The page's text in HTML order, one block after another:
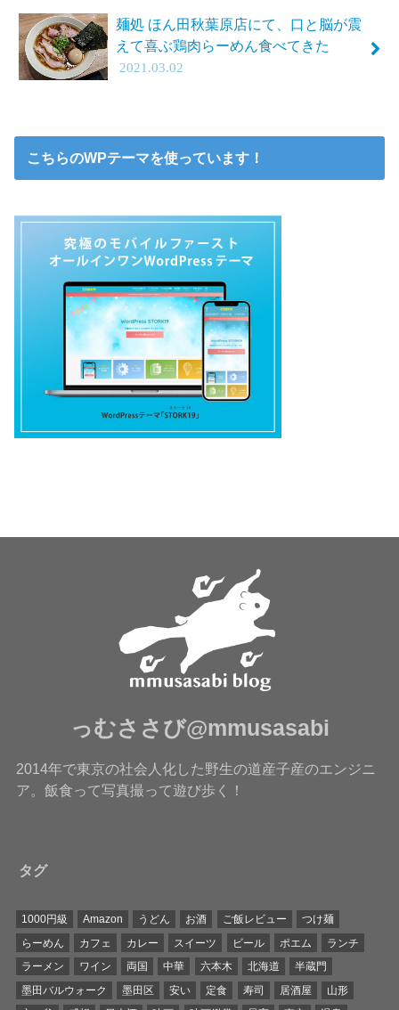
麺処 ほん田秋葉原店にて、口と脳が震
えて喜ぶ鶏肉らーめん食べてきた
2021.03.02
こちらのWPテーマを使っています！
っむささび@mmusasabi
2014年で東京の社会人化した野生の道産子産のエンジニ
ア。飯食って写真撮って遊び歩く！
タグ
1000円級 Amazon うどん お酒 ご飯レビュー
つけ麺
らーめん
カフェ カレー スイーツ ビール ポエム
ランチ
ラーメン
ワイン 両国 中華 六本木 北海道
半蔵門
墨田バルウォーク
墨田区 安い 定食 寿司 居酒屋
山形